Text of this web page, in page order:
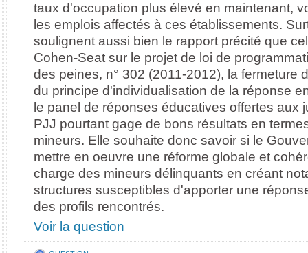
taux d'occupation plus élevé en maintenant,
les emplois affectés à ces établissements.
soulignent aussi bien le rapport précité que
Cohen-Seat sur le projet de loi de
des peines, n° 302 (2011-2012), la fermeture
du principe d'individualisation de la réponse
le panel de réponses éducatives offertes aux
PJJ pourtant gage de bons résultats en
mineurs. Elle souhaite donc savoir si le
mettre en oeuvre une réforme globale et
charge des mineurs délinquants en créant
structures susceptibles d'apporter une
des profils rencontrés.
Voir la question